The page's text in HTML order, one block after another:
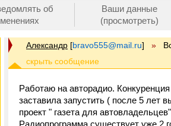
об
Ваши данные
(просмотреть)
Александр [bravo555@mail.ru] »
Работаю на авторадио.
заставила запустить ( после 5
проект " газета для
Радиопрограмма существует уже 2